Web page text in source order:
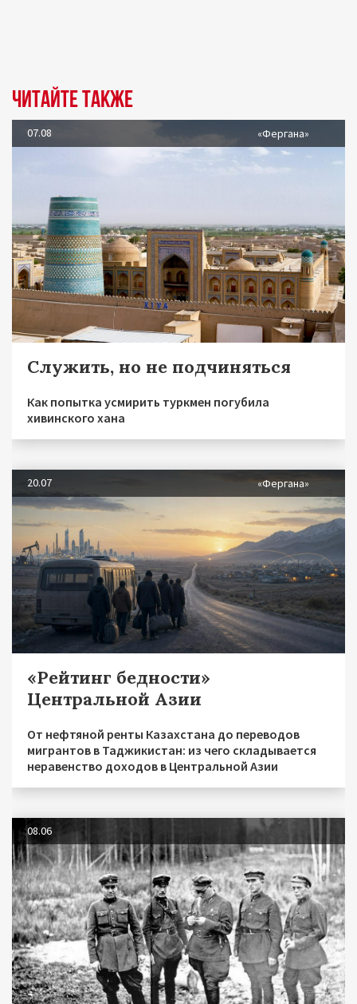
Читайте также
07.08 «Фергана»
Служить, но не подчиняться
Как попытка усмирить туркмен погубила
хивинского хана
20.07 «Фергана»
«Рейтинг бедности»
Центральной Азии
От нефтяной ренты Казахстана до переводов
мигрантов в Таджикистан: из чего складывается
неравенство доходов в Центральной Азии
08.06